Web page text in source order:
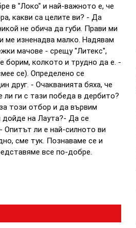
в "Локо" и най-важното е, че
какви са целите ви? - Да
не обича да губи. Прави ми
ме изненадва малко. Надявам
мачове - срещу "Литекс",
борим, колкото и трудно да е. -
се). Определено се
друг. - Очакванията бяха, че
ги с тази победа в дербито?
този отбор и да вървим
на Лаута?- Да се
ли е най-силното ви
сме тук. Познаваме се и
все по-добре.